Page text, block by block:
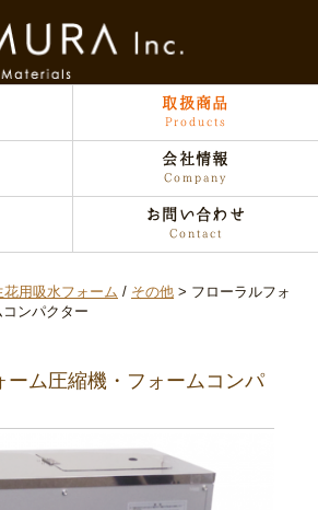
取扱商品
Products
会社情報
Company
お問い合わせ
Contact
花用吸水フォーム / その他
フローラルフォ
ンパクター
ーム圧縮機・フォームコンパ